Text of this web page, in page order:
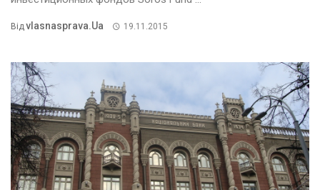
ВідVlasnasprava.ua 19.11.2015